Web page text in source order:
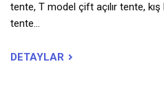
tente, T model çift açılır tente,
tente…
DETAYLAR